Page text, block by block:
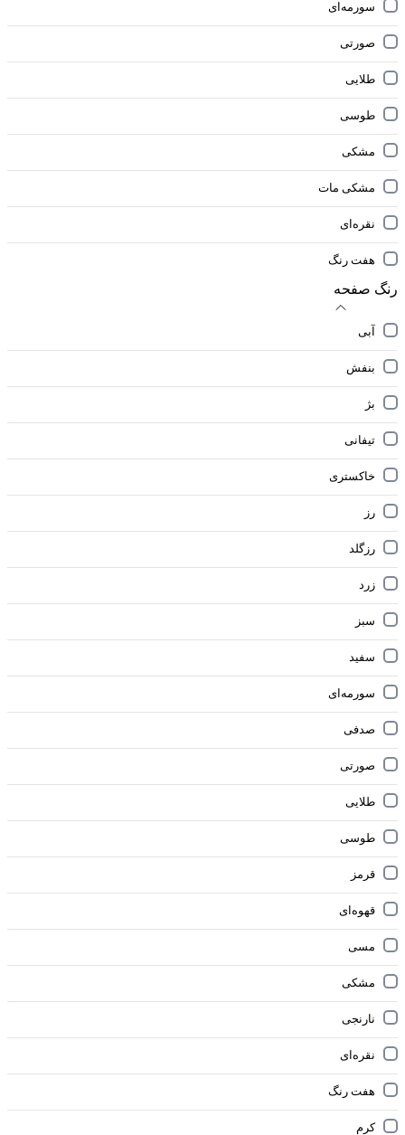
سورمه‌ای
صورتی
طلایی
طوسی
مشکی
مشکی مات
نقره‌ای
هفت رنگ
رنگ صفحه
آبی
بنفش
بژ
تیفانی
خاکستری
رز
رزگلد
زرد
سبز
سفید
سورمه‌ای
صدفی
صورتی
طلایی
طوسی
قرمز
قهوه‌ای
مسی
مشکی
نارنجی
نقره‌ای
هفت رنگ
کرم